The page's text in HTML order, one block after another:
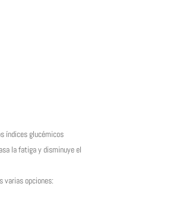
índices glucémicos
la fatiga y disminuye el
varias opciones: